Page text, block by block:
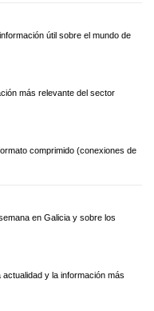
útil sobre el mundo de
más relevante del sector
comprimido (conexiones de
en Galicia y sobre los
y la información más